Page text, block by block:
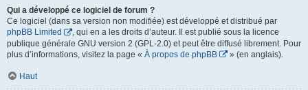
Qui a développé ce logiciel de forum ?
Ce logiciel (dans sa version non modifiée) est développé et distribué par
phpBB Limited
, qui en a les droits d’auteur. Il est publié sous la licence
publique générale GNU version 2 (GPL-2.0) et peut être diffusé librement. Pour
plus d’informations, visitez la page « À propos de phpBB » (en anglais).
Haut